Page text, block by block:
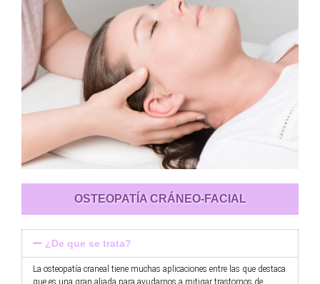
OSTEOPATÍA CRÁNEO-FACIAL
¿De que se trata?
La osteopatía craneal tiene muchas aplicaciones entre las que destaca